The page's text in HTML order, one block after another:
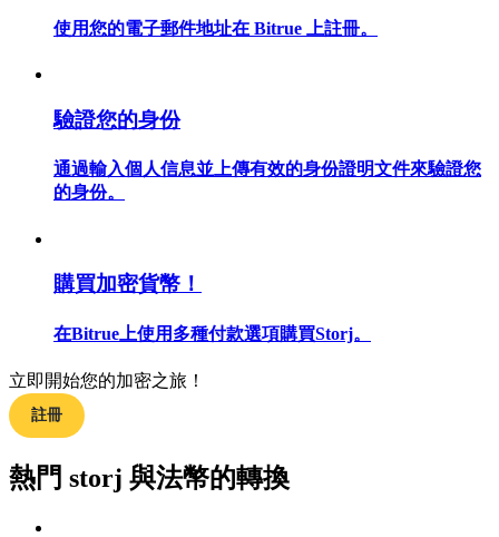
合約指南
合約功能使用指南
交易策略
學習如何保持盈利
使用您的電子郵件地址在 Bitrue 上註冊。
驗證您的身份
通過輸入個人信息並上傳有效的身份證明文件來驗證您
的身份。
購買加密貨幣！
在Bitrue上使用多種付款選項購買Storj。
立即開始您的加密之旅！
註冊
熱門 storj 與法幣的轉換